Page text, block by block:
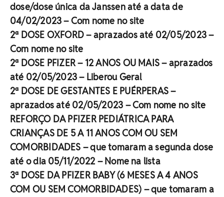
dose/dose única da Janssen até a data de
04/02/2023 – Com nome no site
2ª DOSE OXFORD – aprazados até 02/05/2023 –
Com nome no site
2ª DOSE PFIZER – 12 ANOS OU MAIS – aprazados
até 02/05/2023 – Liberou Geral
2ª DOSE DE GESTANTES E PUÉRPERAS –
aprazados até 02/05/2023 – Com nome no site
REFORÇO DA PFIZER PEDIÁTRICA PARA
CRIANÇAS DE 5 A 11 ANOS COM OU SEM
COMORBIDADES – que tomaram a segunda dose
até o dia 05/11/2022 – Nome na lista
3ª DOSE DA PFIZER BABY (6 MESES A 4 ANOS
COM OU SEM COMORBIDADES) – que tomaram a